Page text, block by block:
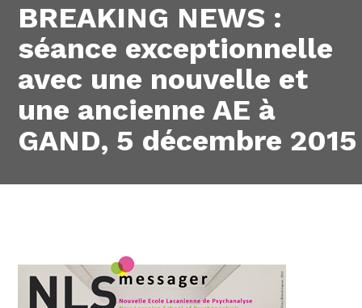
BREAKING NEWS :
séance exceptionnelle
avec une nouvelle et
une ancienne AE à
GAND, 5 décembre 2015